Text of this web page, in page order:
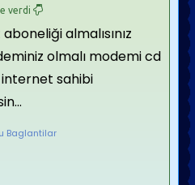
verdi
almalısınız
olmalı modemi cd
internet sahibi
Baglantilar